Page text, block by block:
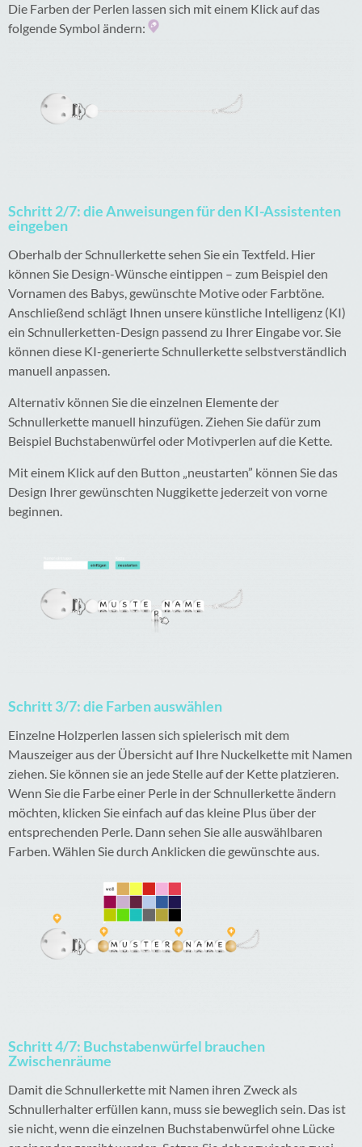
Die Farben der Perlen lassen sich mit einem Klick auf das
folgende Symbol ändern:
Schritt 2/7: die Anweisungen für den KI-Assistenten
eingeben
Oberhalb der Schnullerkette sehen Sie ein Textfeld. Hier
können Sie Design-Wünsche eintippen – zum Beispiel den
Vornamen des Babys, gewünschte Motive oder Farbtöne.
Anschließend schlägt Ihnen unsere künstliche Intelligenz (KI)
ein Schnullerketten-Design passend zu Ihrer Eingabe vor. Sie
können diese KI-generierte Schnullerkette selbstverständlich
manuell anpassen.
Alternativ können Sie die einzelnen Elemente der
Schnullerkette manuell hinzufügen. Ziehen Sie dafür zum
Beispiel Buchstabenwürfel oder Motivperlen auf die Kette.
Mit einem Klick auf den Button „neustarten” können Sie das
Design Ihrer gewünschten Nuggikette jederzeit von vorne
beginnen.
Schritt 3/7: die Farben auswählen
Einzelne Holzperlen lassen sich spielerisch mit dem
Mauszeiger aus der Übersicht auf Ihre Nuckelkette mit Namen
ziehen. Sie können sie an jede Stelle auf der Kette platzieren.
Wenn Sie die Farbe einer Perle in der Schnullerkette ändern
möchten, klicken Sie einfach auf das kleine Plus über der
entsprechenden Perle. Dann sehen Sie alle auswählbaren
Farben. Wählen Sie durch Anklicken die gewünschte aus.
Schritt 4/7: Buchstabenwürfel brauchen
Zwischenräume
Damit die Schnullerkette mit Namen ihren Zweck als
Schnullerhalter erfüllen kann, muss sie beweglich sein. Das ist
sie nicht, wenn die einzelnen Buchstabenwürfel ohne Lücke